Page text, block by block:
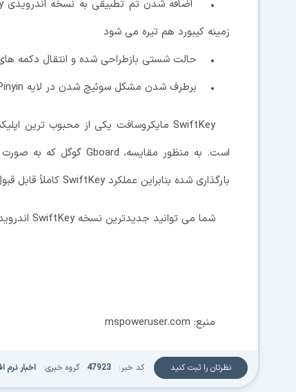
زمینه کیبورد هم تیره می شود
• حالت شستی بازطراحی شده و انتقال دکمه
• برطرف شدن مشکل سوئیچ شدن در لایه Pinyin
بارگذاری شده بنابراین عملکرد SwiftKey کاملاً قابل قبول است.
شما می توانید جدیدترین نسخه SwiftKey اندرویدی را از گوگل پلی استور
منبع: mspoweruser.com
نظرتان را ثبت کنید کد خبر: 47923 گروه خبری: اخبار نرم